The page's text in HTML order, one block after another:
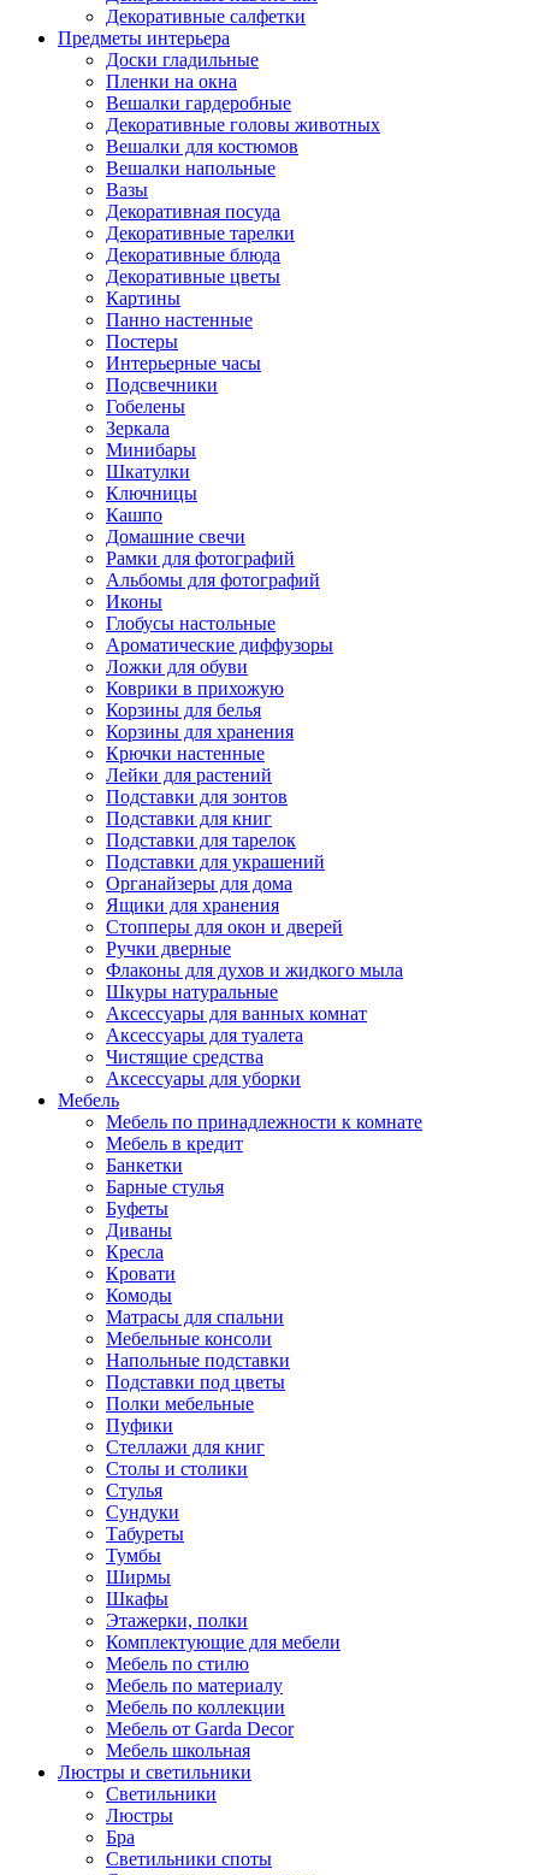
Декоративные салфетки
Предметы интерьера
Доски гладильные
Пленки на окна
Вешалки гардеробные
Декоративные головы животных
Вешалки для костюмов
Вешалки напольные
Вазы
Декоративная посуда
Декоративные тарелки
Декоративные блюда
Декоративные цветы
Картины
Панно настенные
Постеры
Интерьерные часы
Подсвечники
Гобелены
Зеркала
Минибары
Шкатулки
Ключницы
Кашпо
Домашние свечи
Рамки для фотографий
Альбомы для фотографий
Иконы
Глобусы настольные
Ароматические диффузоры
Ложки для обуви
Коврики в прихожую
Корзины для белья
Корзины для хранения
Крючки настенные
Лейки для растений
Подставки для зонтов
Подставки для книг
Подставки для тарелок
Подставки для украшений
Органайзеры для дома
Ящики для хранения
Стопперы для окон и дверей
Ручки дверные
Флаконы для духов и жидкого мыла
Шкуры натуральные
Аксессуары для ванных комнат
Аксессуары для туалета
Чистящие средства
Аксессуары для уборки
Мебель
Мебель по принадлежности к комнате
Мебель в кредит
Банкетки
Барные стулья
Буфеты
Диваны
Кресла
Кровати
Комоды
Матрасы для спальни
Мебельные консоли
Напольные подставки
Подставки под цветы
Полки мебельные
Пуфики
Стеллажи для книг
Столы и столики
Стулья
Сундуки
Табуреты
Тумбы
Ширмы
Шкафы
Этажерки, полки
Комплектующие для мебели
Мебель по стилю
Мебель по материалу
Мебель по коллекции
Мебель от Garda Decor
Мебель школьная
Люстры и светильники
Светильники
Люстры
Бра
Светильники споты